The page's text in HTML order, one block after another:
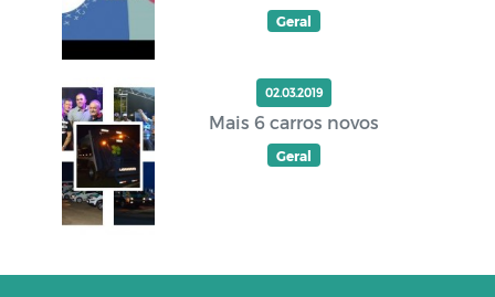
Geral
02.03.2019
Mais 6 carros novos
Geral